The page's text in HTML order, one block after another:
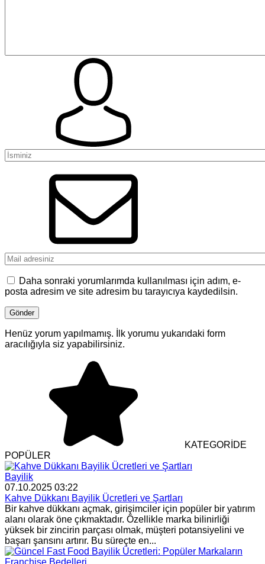
Daha sonraki yorumlarımda kullanılması için adım, e-
posta adresim ve site adresim bu tarayıcıya kaydedilsin.
Henüz yorum yapılmamış. İlk yorumu yukarıdaki form
aracılığıyla siz yapabilirsiniz.
KATEGORİDE
POPÜLER
Bayilik
07.10.2025 03:22
Kahve Dükkanı Bayilik Ücretleri ve Şartları
Bir kahve dükkanı açmak, girişimciler için popüler bir yatırım
alanı olarak öne çıkmaktadır. Özellikle marka bilinirliği
yüksek bir zincirin parçası olmak, müşteri potansiyelini ve
başarı şansını artırır. Bu süreçte en...